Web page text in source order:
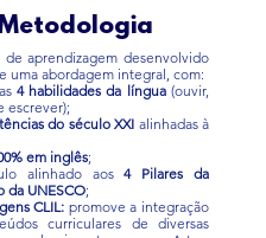
de aprendizagem desenvolvido
uma abordagem integral, com:
4 habilidades da língua(ouvir,
escrever);
do século XXI alinhadas à
em inglês;
alinhado aos4 Pilares da
da UNESCO;
CLIL: promove a integração
curriculares de diversas